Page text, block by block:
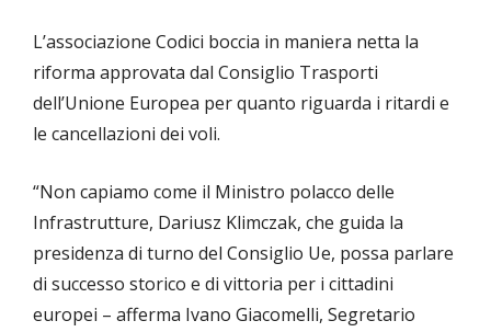
L’associazione Codici boccia in maniera netta la
riforma approvata dal Consiglio Trasporti
dell’Unione Europea per quanto riguarda i ritardi e
le cancellazioni dei voli.
“Non capiamo come il Ministro polacco delle
Infrastrutture, Dariusz Klimczak, che guida la
presidenza di turno del Consiglio Ue, possa parlare
di successo storico e di vittoria per i cittadini
europei – afferma Ivano Giacomelli, Segretario